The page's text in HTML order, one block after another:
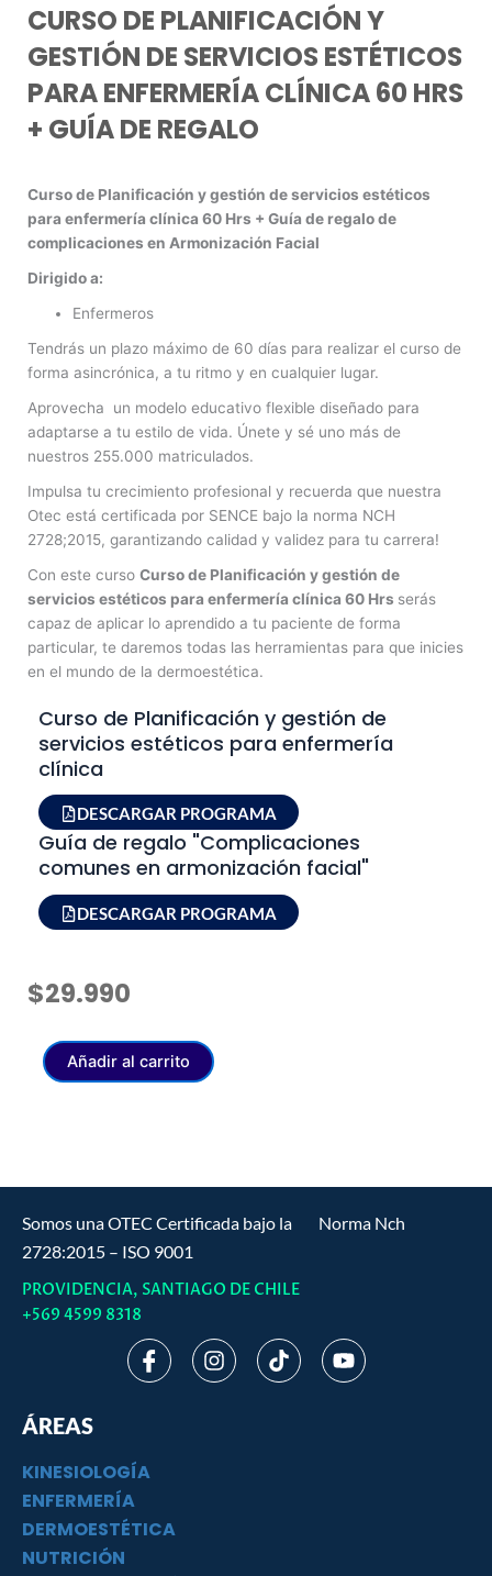
CURSO DE PLANIFICACIÓN Y
GESTIÓN DE SERVICIOS ESTÉTICOS
PARA ENFERMERÍA CLÍNICA 60 HRS
+ GUÍA DE REGALO
Curso de Planificación y gestión de servicios estéticos
para enfermería clínica 60 Hrs + Guía de regalo de
complicaciones en Armonización Facial
Dirigido a:
Enfermeros
Tendrás un plazo máximo de 60 días para realizar el curso de
forma asincrónica, a tu ritmo y en cualquier lugar.
Aprovecha un modelo educativo flexible diseñado para
adaptarse a tu estilo de vida. Únete y sé uno más de
nuestros 255.000 matriculados.
Impulsa tu crecimiento profesional y recuerda que nuestra
Otec está certificada por SENCE bajo la norma NCH
2728;2015, garantizando calidad y validez para tu carrera!
Con este curso Curso de Planificación y gestión de
servicios estéticos para enfermería clínica 60 Hrs serás
capaz de aplicar lo aprendido a tu paciente de forma
particular, te daremos todas las herramientas para que inicies
en el mundo de la dermoestética.
Curso de Planificación y gestión de
servicios estéticos para enfermería
clínica
DESCARGAR PROGRAMA
Guía de regalo "Complicaciones
comunes en armonización facial"
DESCARGAR PROGRAMA
$29.990
Curso
de
para
enfermería
60
Hrs
cantidad
Añadir al carrito
Somos una OTEC Certificada bajo la Norma Nch
2728:2015 – ISO 9001
PROVIDENCIA, SANTIAGO DE CHILE
+569 4599 8318
I
c
o
a
e
I
n
s
T
i
k
Y
o
u
ÁREAS
KINESIOLOGÍA
ENFERMERÍA
DERMOESTÉTICA
NUTRICIÓN